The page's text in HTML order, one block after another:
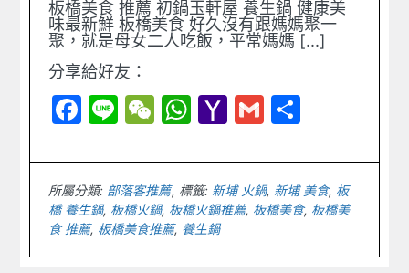
板橋美食 推薦 初鍋玉軒屋 養生鍋 健康美
味最新鮮 板橋美食 好久沒有跟媽媽聚一
聚，就是母女二人吃飯，平常媽媽 [...]
分享給好友：
Facebook
LineWeChat
WhatsApp
Yahoo
Gmail
所屬分類: 部落客推薦 標籤: 新埔 火鍋, 新埔 美食, 板
橋 養生鍋, 板橋火鍋, 板橋火鍋推薦, 板橋美食, 板橋美
食 推薦, 板橋美食推薦, 養生鍋